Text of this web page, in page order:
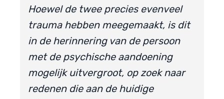
Hoewel de twee precies evenveel
trauma hebben meegemaakt, is dit
in de herinnering van de persoon
met de psychische aandoening
mogelijk uitvergroot, op zoek naar
redenen die aan de huidige